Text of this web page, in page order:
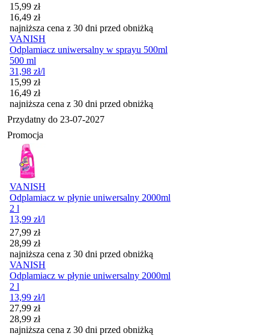
Cena promocyjna
15,99 zł
16,49 zł
najniższa cena z 30 dni przed obniżką
VANISH
Odplamiacz uniwersalny w sprayu 500ml
500 ml
31,98 zł/l
Cena promocyjna
15,99 zł
16,49 zł
najniższa cena z 30 dni przed obniżką
Przydatny do 23-07-2027
Promocja
VANISH
Odplamiacz w płynie uniwersalny 2000ml
2 l
13,99 zł/l
Cena promocyjna
27,99 zł
28,99 zł
najniższa cena z 30 dni przed obniżką
VANISH
Odplamiacz w płynie uniwersalny 2000ml
2 l
13,99 zł/l
Cena promocyjna
27,99 zł
28,99 zł
najniższa cena z 30 dni przed obniżką